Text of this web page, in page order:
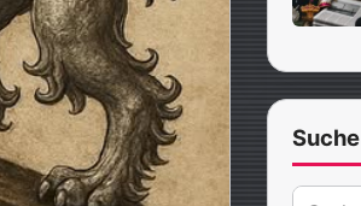
Suche
Suche